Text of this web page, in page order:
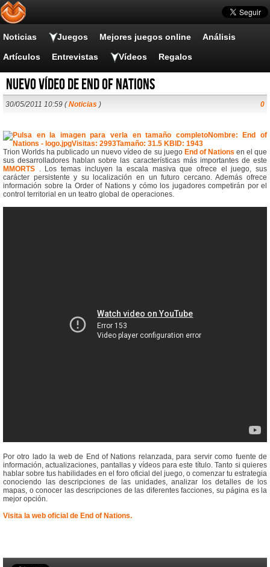
Noticias Juegos Mejores juegos online Análisis
Artículos Entrevistas Vídeos Regalos
Nuevo vídeo de End of Nations
30/05/2011 10:59 (Noticias ) 0
Trion Worlds ha publicado un nuevo vídeo de su juego End of Nations en el que
sus desarrolladores hablan sobre las características más importantes de este
MMORTS . Los temas incluyen la escala masiva que ofrece el juego, sus
carácter persistente y su localización en un futuro cercano. Además ofrece
información sobre la Order of Nations y cómo los jugadores competirán por el
control territorial en un teatro global de operaciones.
Por otro lado la web de End of Nations relanzada, para servir como fuente de
información, actualizaciones, pantallas y vídeos para este título. Tanto si quieres
hablar sobre tus habilidades en el foro oficial del juego, o comenzar tu estrategia
conociendo las descripciones de las unidades, analizar los detalles de los
mapas, o conocer las descripciones de las diferentes facciones, su página es la
mejor opción.
Visita la web oficial de End of Nations.